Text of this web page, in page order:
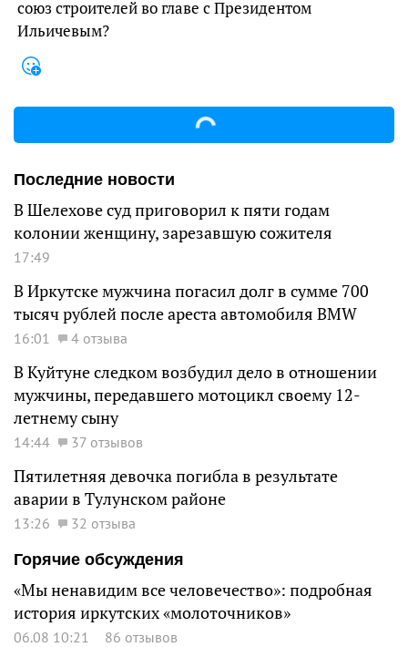
союз строителей во главе с Президентом
Ильичевым?
Последние новости
В Шелехове суд приговорил к пяти годам
колонии женщину, зарезавшую сожителя
17:49
В Иркутске мужчина погасил долг в сумме 700
тысяч рублей после ареста автомобиля BMW
16:01 4 отзыва
В Куйтуне следком возбудил дело в отношении
мужчины, передавшего мотоцикл своему 12-
летнему сыну
14:44 37 отзывов
Пятилетняя девочка погибла в результате
аварии в Тулунском районе
13:26
32 отзыва
Горячие обсуждения
«Мы ненавидим все человечество»: подробная
история иркутских «молоточников»
06.08 10:21 86 отзывов